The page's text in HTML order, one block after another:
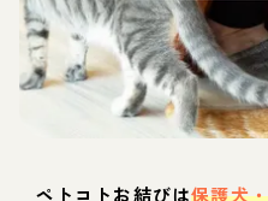
ペトコトお結びは保護犬